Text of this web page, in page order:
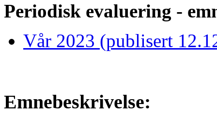
Periodisk evaluering -
Vår 2023 (publisert
Emnebeskrivelse: